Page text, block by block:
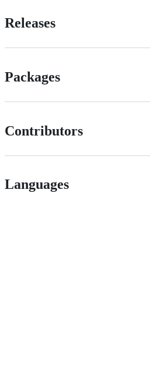
Releases
Packages
Contributors
Languages